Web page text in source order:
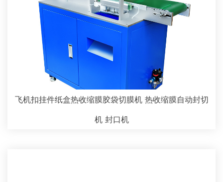
飞机扣挂件纸盒热收缩膜胶袋切膜机 热收缩膜自动封切
机 封口机